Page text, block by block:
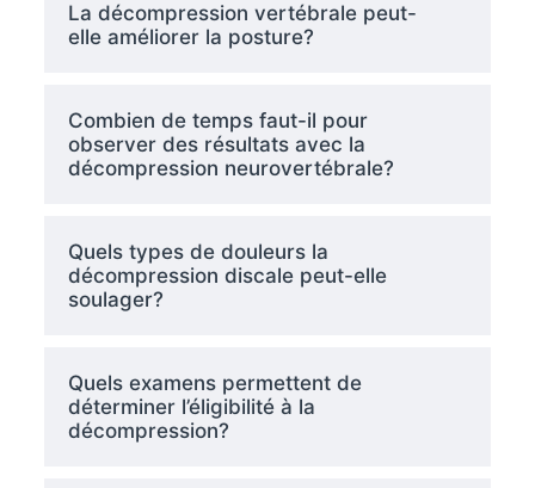
La décompression vertébrale peut-
elle améliorer la posture?
Combien de temps faut-il pour
observer des résultats avec la
décompression neurovertébrale?
Quels types de douleurs la
décompression discale peut-elle
soulager?
Quels examens permettent de
déterminer l’éligibilité à la
décompression?